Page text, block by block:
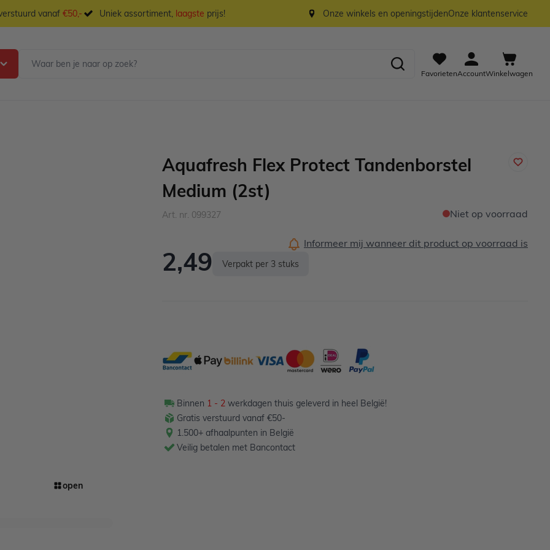
vanaf €50,- Uniek assortiment, laagste prijs! Onze winkels en openingstijdenOnze klantenservice
FavorietenAccountWinkelwagen
open
Aquafresh Flex Protect Tandenborstel
Medium (2st)
Art. nr. 099327 Niet op voorraad
Informeer mij wanneer dit product op voorraad is
2,49 Verpakt per 3 stuks
Binnen 1 - 2 werkdagen thuis geleverd in heel België!
Gratis verstuurd vanaf €50-
1.500+ afhaalpunten in België
Veilig betalen met Bancontact